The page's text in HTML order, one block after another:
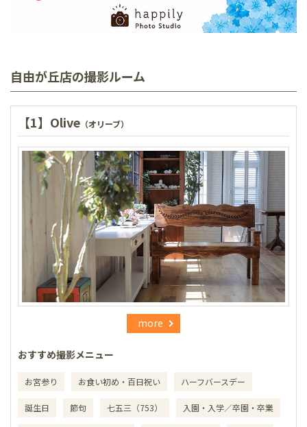
自由が丘店の撮影ルーム
【1】Olive （オリーブ）
more
おすすめ撮影メニュー
お宮参り お食い初め・百日祝い ハーフバースデー
誕生日 節句 七五三（753） 入園・入学／卒園・卒業